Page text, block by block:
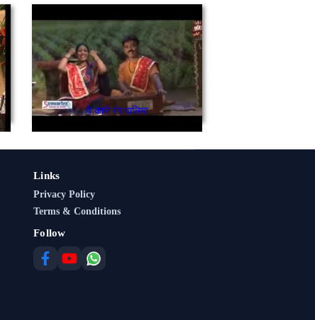
वे काले रंग वालिया
Links
Privacy Policy
Terms & Conditions
Follow